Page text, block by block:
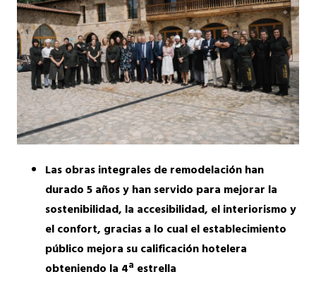
Las obras integrales de remodelación han
durado 5 años y han servido para mejorar la
sostenibilidad, la accesibilidad, el interiorismo y
el confort, gracias a lo cual el establecimiento
público mejora su calificación hotelera
obteniendo la 4ª estrella